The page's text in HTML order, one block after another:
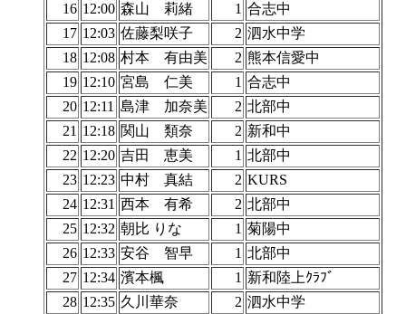
16 12:00 森山 莉緒 1 合志中
17 12:03 佐藤梨咲子 2 泗水中学
18 12:08 村本 有由美 2 熊本信愛中
19 12:10 宮島 仁美 1 合志中
20 12:11 島津 加奈美 2 北部中
21 12:18 関山 類奈 2 新和中
22 12:20 吉田 恵美 1 北部中
23 12:23 中村 真結 2 KURS
24 12:31 西本 有希 2 北部中
25 12:32 朝比 りな 1 菊陽中
26 12:33 安谷 智早 1 北部中
27 12:34 濱本楓 1 新和陸上ｸﾗﾌﾞ
28 12:35 久川華奈 2 泗水中学